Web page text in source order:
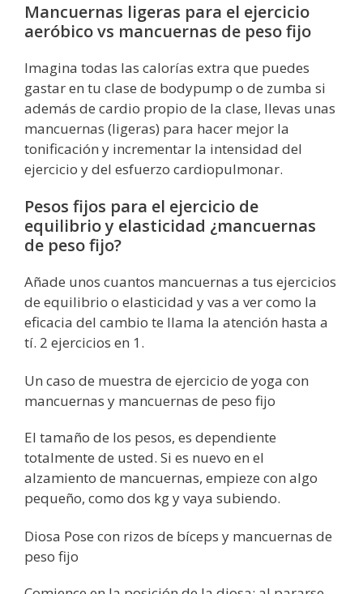
Mancuernas ligeras para el ejercicio
aeróbico vs mancuernas de peso fijo
Imagina todas las calorías extra que puedes
gastar en tu clase de bodypump o de zumba si
además de cardio propio de la clase, llevas unas
mancuernas (ligeras) para hacer mejor la
tonificación y incrementar la intensidad del
ejercicio y del esfuerzo cardiopulmonar.
Pesos fijos para el ejercicio de
equilibrio y elasticidad ¿mancuernas
de peso fijo?
Añade unos cuantos mancuernas a tus ejercicios
de equilibrio o elasticidad y vas a ver como la
eficacia del cambio te llama la atención hasta a
tí. 2 ejercicios en 1.
Un caso de muestra de ejercicio de yoga con
mancuernas y mancuernas de peso fijo
El tamaño de los pesos, es dependiente
totalmente de usted. Si es nuevo en el
alzamiento de mancuernas, empieze con algo
pequeño, como dos kg y vaya subiendo.
Diosa Pose con rizos de bíceps y mancuernas de
peso fijo